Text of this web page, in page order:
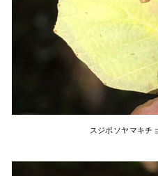
スジボソヤマキチ